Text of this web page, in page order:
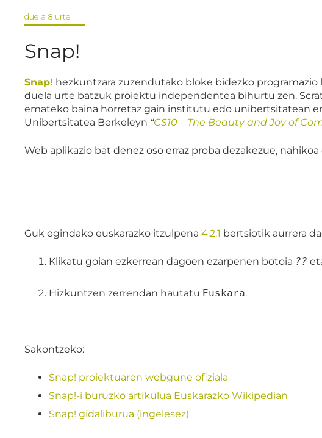
duela 8 urte
Snap!
Snap! hezkuntzara zuzendutako bloke bidezko programazio
duela urte batzuk proiektu independentea bihurtu zen.
emateko baina horretaz gain institutu edo unibertsitatean
Unibertsitatea Berkeleyn “CS10 – The Beauty and Joy of
Web aplikazio bat denez oso erraz proba dezakezue,
Guk egindako euskarazko itzulpena 4.2.1 bertsiotik aurrera
Klikatu goian ezkerrean dagoen ezarpenen botoia ??
Hizkuntzen zerrendan hautatu Euskara.
Sakontzeko:
Snap! proiektuaren webgune ofiziala
Snap!-i buruzko artikulua Euskarazko Wikipedian
Snap! gidaliburua (ingelesez)